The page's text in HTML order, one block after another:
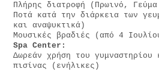
Πλήρης διατροφή (Πρωινό,
Ποτά κατά την διάρκεια των
και αναψυκτικά)
Μουσικές βραδιές (από 4
Spa Center:
Δωρεάν χρήση του γυμναστηρίου
πισίνας (ενήλικες)